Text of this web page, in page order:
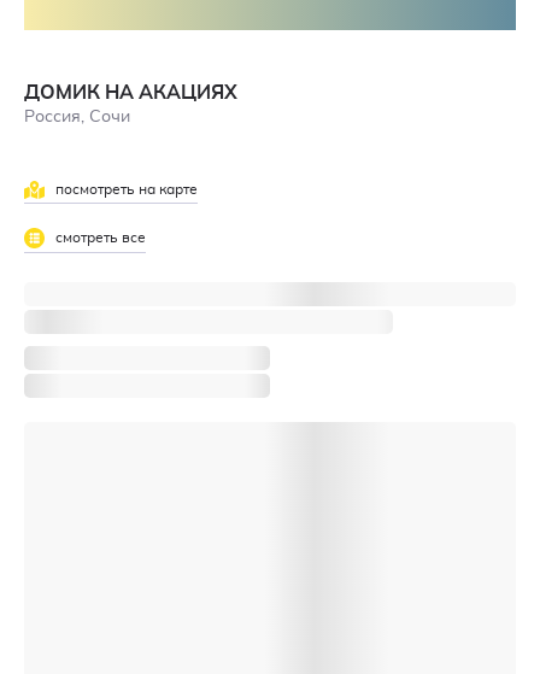
ДОМИК НА АКАЦИЯХ
Россия, Сочи
посмотреть на карте
смотреть все